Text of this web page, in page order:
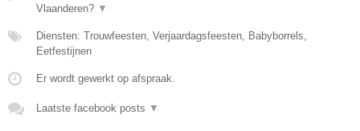
Vlaanderen? ▼
Diensten: Trouwfeesten, Verjaardagsfeesten, Babyborrels,
Eetfestijnen
Er wordt gewerkt op afspraak.
Laatste facebook posts ▼